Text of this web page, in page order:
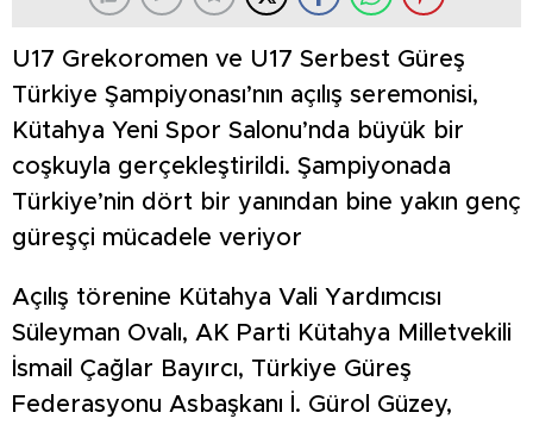
U17 Grekoromen ve U17 Serbest Güreş
Türkiye Şampiyonası’nın açılış seremonisi,
Kütahya Yeni Spor Salonu’nda büyük bir
coşkuyla gerçekleştirildi. Şampiyonada
Türkiye’nin dört bir yanından bine yakın genç
güreşçi mücadele veriyor
Açılış törenine Kütahya Vali Yardımcısı
Süleyman Ovalı, AK Parti Kütahya Milletvekili
İsmail Çağlar Bayırcı, Türkiye Güreş
Federasyonu Asbaşkanı İ. Gürol Güzey,